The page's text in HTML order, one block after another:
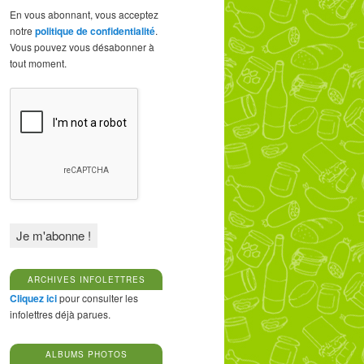
En vous abonnant, vous acceptez
notre politique de confidentialité.
Vous pouvez vous désabonner à
tout moment.
ARCHIVES INFOLETTRES
Cliquez icipour consulter les
infolettres déjà parues.
ALBUMS PHOTOS